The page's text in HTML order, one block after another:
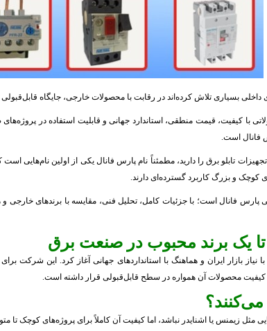
بسیاری تلاش کرده‌اند در رقابت با محصولات خارجی، جایگاه
با کیفیت، قیمت منطقی، استاندارد جهانی و قابلیت استفاده در پروژه‌های
فانال است.
تابلو برق را دارید، مطمئناً نام پارس فانال یکی از اولین
کوچک و بزرگ کاربرد گسترده‌ای دارند.
فانال است؛ با جزئیات کامل، تحلیل فنی، مقایسه با برندهای
تا یک برند محبوب در صنعت برق
نیاز بازار ایران و هماهنگ با استانداردهای جهانی آغاز کرد. این
محصولات آن همواره در سطح قابل‌قبولی قرار داشته است.
می‌کنند؟
مثل زیمنس یا اشنایدر نباشد، اما کیفیت آن کاملاً برای پروژه‌های کوچک